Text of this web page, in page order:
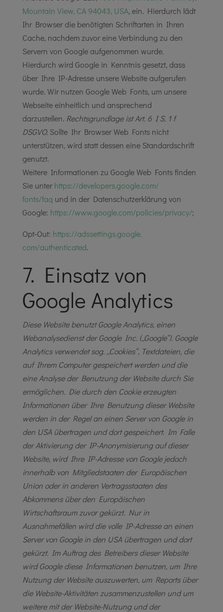
Mountain View, CA 94043, USA, ein. Hierdurch lädt
Ihr Browser die benötigten Schriftarten in Ihren
Cache, nachdem zuvor eine Verbindung zu den
Servern von Google aufgenommen wurde.
Hierdurch wird Google in Kenntnis gesetzt, dass
über Ihre IP-Adresse unsere Website aufgerufen
wurde. Wir nutzen Google Web Fonts, um unsere
Webseite einheitlich und ansprechend
darzustellen. Rechtsgrundlage ist Art. 6 I S. 1 f
DSGVO.Sollte Ihr Browser Web Fonts nicht
unterstützen, wird statt dessen eine Standardschrift
genutzt.
Weitere Informationen zu Google Web Fonts finden
Sie unterhttps://developers.google.com/
fonts/faq und in der Datenschutzerklärung von
Google: https://www.google.com/policies/privacy/;
Opt-Out: https://adssettings.google.
com/authenticated.
7. Einsatz von
Google Analytics
Diese Website benutzt Google Analytics, einen
Webanalysedienst der Google Inc. („Google“). Google
Analytics verwendet sog. „Cookies“, Textdateien, die
auf Ihrem Computer gespeichert werden und die
eine Analyse der Benutzung der Website durch Sie
ermöglichen. Die durch den Cookie erzeugten
Informationen über Ihre Benutzung dieser Website
werden in der Regel an einen Server von Google in
den USA übertragen und dort gespeichert. Im Falle
der Aktivierung der IP-Anonymisierung auf dieser
Website, wird Ihre IP-Adresse von Google jedoch
innerhalb von Mitgliedstaaten der Europäischen
Union oder in anderen Vertragsstaaten des
Abkommens über den Europäischen
Wirtschaftsraum zuvor gekürzt. Nur in
Ausnahmefällen wird die volle IP-Adresse an einen
Server von Google in den USA übertragen und dort
gekürzt. Im Auftrag des Betreibers dieser Website
wird Google diese Informationen benutzen, um Ihre
Nutzung der Website auszuwerten, um Reports über
die Website-Aktivitäten zusammenzustellen und um
weitere mit der Website-Nutzung und der